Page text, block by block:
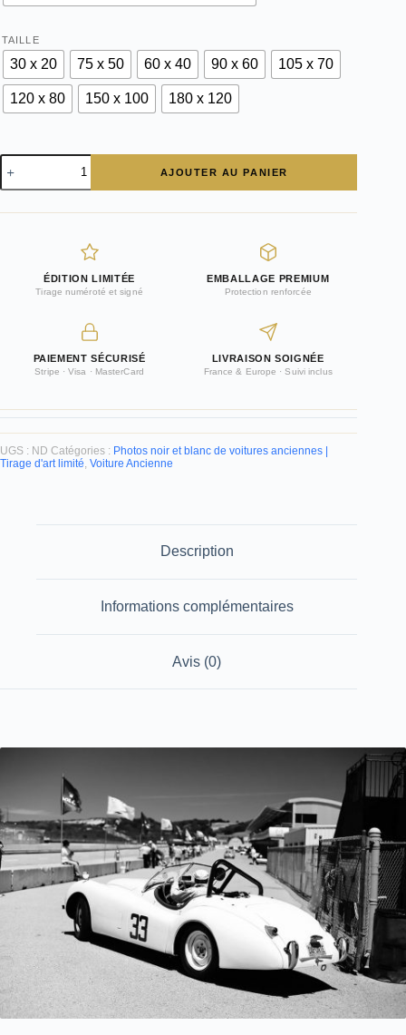
TAILLE
30 x 20 75 x 50 60 x 40 90 x 60 105 x 70
120 x 80 150 x 100 180 x 120
quantité
de
tableau
AJOUTER AU PANIER
ÉDITION LIMITÉE
Tirage numéroté et signé
EMBALLAGE PREMIUM
Protection renforcée
PAIEMENT SÉCURISÉ
Stripe · Visa · MasterCard
LIVRAISON SOIGNÉE
France & Europe · Suivi inclus
UGS : ND Catégories : Photos noir et blanc de voitures anciennes |
Tirage d'art limité Voiture Ancienne
Description
Informations complémentaires
Avis (0)